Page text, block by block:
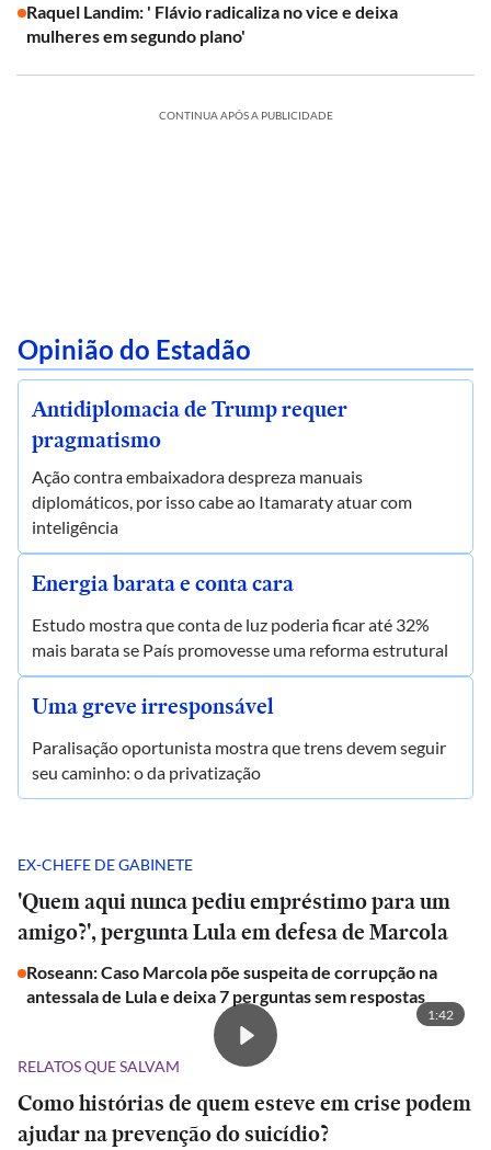
Raquel Landim: ' Flávio radicaliza no vice e deixa
mulheres em segundo plano'
CONTINUA APÓS A PUBLICIDADE
Opinião do Estadão
Antidiplomacia de Trump requer
pragmatismo
Ação contra embaixadora despreza manuais
diplomáticos, por isso cabe ao Itamaraty atuar com
inteligência
Energia barata e conta cara
Estudo mostra que conta de luz poderia ficar até 32%
mais barata se País promovesse uma reforma estrutural
Uma greve irresponsável
Paralisação oportunista mostra que trens devem seguir
seu caminho: o da privatização
EX-CHEFE DE GABINETE
'Quem aqui nunca pediu empréstimo para um
amigo?', pergunta Lula em defesa de Marcola
Roseann: Caso Marcola põe suspeita de corrupção na
antessala de Lula e deixa 7 perguntas sem respostas
1:42
RELATOS QUE SALVAM
Como histórias de quem esteve em crise podem
ajudar na prevenção do suicídio?